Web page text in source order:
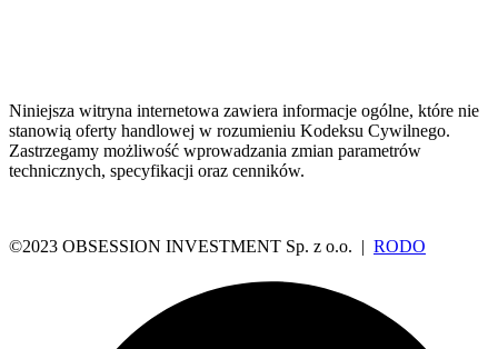
Niniejsza witryna internetowa zawiera informacje ogólne, które nie
stanowią oferty handlowej w rozumieniu Kodeksu Cywilnego.
Zastrzegamy możliwość wprowadzania zmian parametrów
technicznych, specyfikacji oraz cenników.
©2023 OBSESSION INVESTMENT Sp. z o.o. | RODO